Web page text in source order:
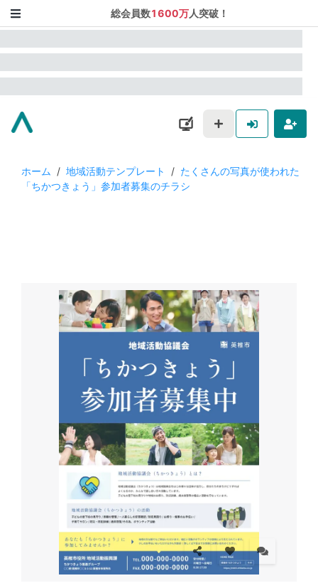
総会員数1600万人突破！
ホーム / 地域活動テンプレート / たくさんの写真が使われた
「ちかつきょう」参加者募集のチラシ